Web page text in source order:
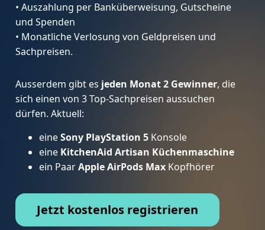
• Auszahlung per Banküberweisung, Gutscheine
und Spenden
• Monatliche Verlosung von Geldpreisen und
Sachpreisen.
Ausserdem gibt es jeden Monat 2 Gewinner, die
sich einen von 3 Top-Sachpreisen aussuchen
dürfen. Aktuell:
eineSony PlayStation 5 Konsole
eine KitchenAid Artisan Küchenmaschine
ein PaarApple AirPods Max Kopfhörer
Jetzt kostenlos registrieren